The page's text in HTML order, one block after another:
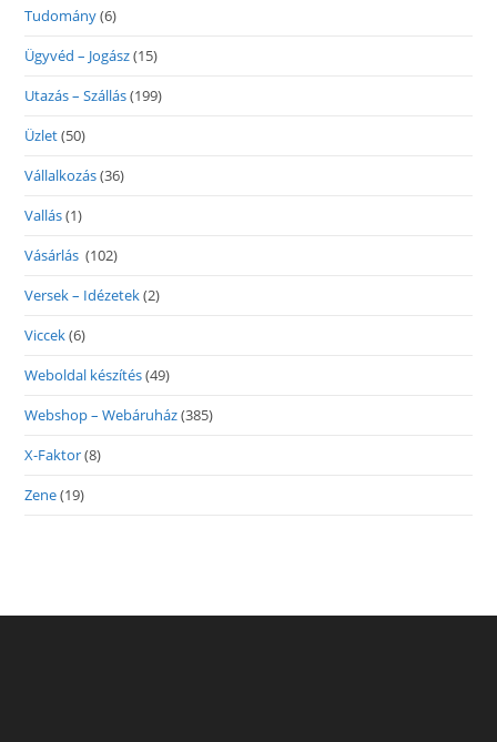
Tudomány(6)
Ügyvéd – Jogász(15)
Utazás – Szállás(199)
Üzlet(50)
Vállalkozás(36)
Vallás(1)
Vásárlás (102)
Versek – Idézetek(2)
Viccek(6)
Weboldal készítés(49)
Webshop – Webáruház(385)
X-Faktor(8)
Zene(19)